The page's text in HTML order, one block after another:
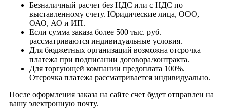
Безналичный расчет без НДС или с НДС по
выставленному счету. Юридические лица, ООО,
ОАО, АО и ИП.
Если сумма заказа более 500 тыс. руб.
рассматриваются индивидуальные условия.
Для бюджетных организаций возможна отсрочка
платежа при подписании договора/контракта.
Для торгующей компании предоплата 100%.
Отсрочка платежа рассматривается индивидуально.
После оформления заказа на сайте счет будет отправлен на
вашу электронную почту.